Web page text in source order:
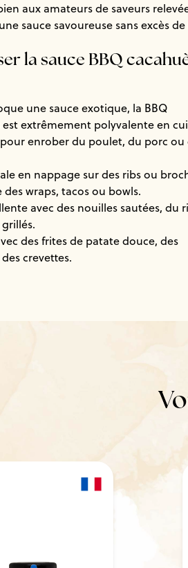
aux amateurs de saveurs
sauce savoureuse sans excès de
la sauce BBQ
une sauce exotique, la BBQ
extrêmement polyvalente en
enrober du poulet, du porc ou
en nappage sur des ribs ou
wraps, tacos ou bowls.
avec des nouilles sautées, du
des frites de patate douce, des
crevettes.